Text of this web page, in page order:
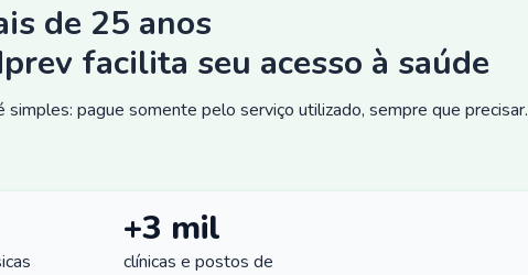
de 25 anos
facilita seu acesso à saúde
simples: pague somente pelo serviço utilizado, sempre que precisar.
+3 mil
clínicas e postos de